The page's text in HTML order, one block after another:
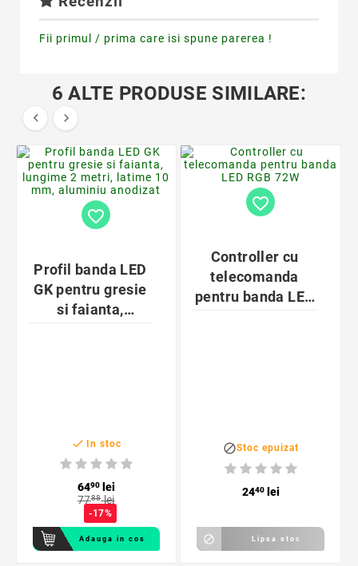
Fii primul / prima care isi spune parerea !
6 ALTE PRODUSE SIMILARE:
 
favorite_border
Profil banda LED
GK pentru gresie
si faianta,
 In stoc
6490lei
7788lei
-17%
Adauga in cos
favorite_border
Controller cu
telecomanda
pentru banda LED
Stoc epuizat
2440lei
 Lipsa stoc